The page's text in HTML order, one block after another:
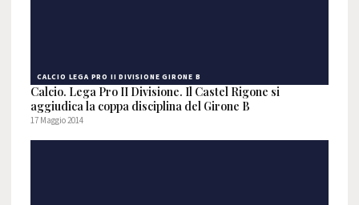
CALCIO LEGA PRO II DIVISIONE GIRONE B
Calcio. Lega Pro II Divisione. Il Castel Rigone si
aggiudica la coppa disciplina del Girone B
17 Maggio 2014